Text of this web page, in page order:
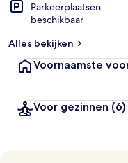
Parkeerplaatsen
beschikbaar
Alles bekijken
Voornaamste
Voor gezinnen (6)